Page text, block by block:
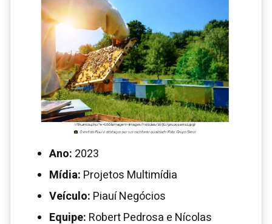
Ano: 2023
Mídia: Projetos Multimídia
Veículo: Piauí Negócios
Equipe: Robert Pedrosa e Nícolas